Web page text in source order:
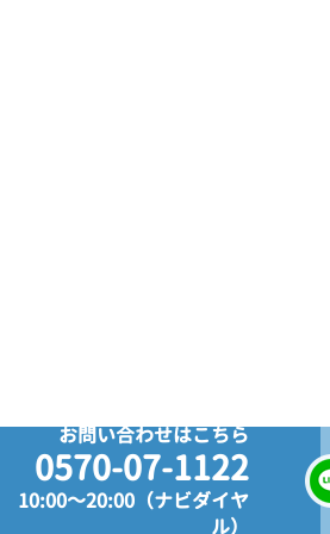
お問い合わせはこちら
0570-07-1122
10:00～20:00（ナビダイヤ
ル）